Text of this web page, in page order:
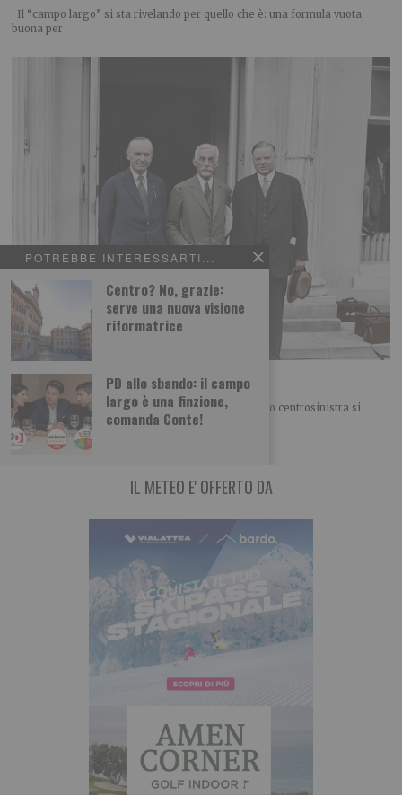
POTREBBE INTERESSARTI...
Centro? No, grazie:
serve una nuova visione
riformatrice
PD allo sbando: il campo
largo è una finzione,
comanda Conte!
Il “campo largo” si sta rivelando per quello che è: una formula vuota,
buona per
Ennio Caretto: Gli “Anni furenti” degli Usa
FINESTRA SUL MONDO Nel nostro “Campo largo” o centrosinistra si
litiga di nuovo sulla politica estera. O meglio
IL METEO E' OFFERTO DA